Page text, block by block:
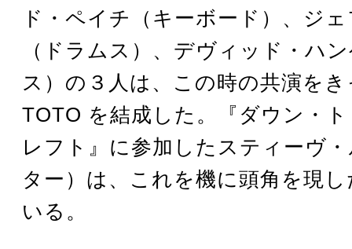
ド・ペイチ（キーボード）、ジ
（ドラムス）、デヴィッド・ハ
ス）の３人は、この時の共演を
TOTO を結成した。『ダウン・
レフト』に参加したスティーヴ
ター）は、これを機に頭角を現
いる。